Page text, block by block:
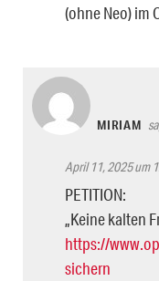
(ohne Neo) im
MIRIAM
April 11, 2025 um
PETITION:
„Keine kalten
https://
sichern